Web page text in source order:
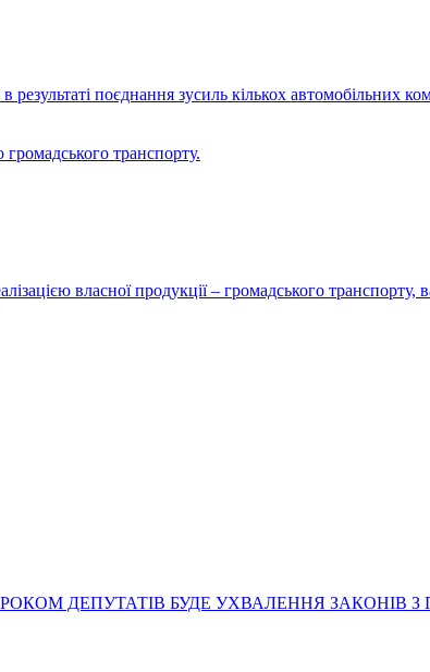
поєднання зусиль кількох автомобільних
транспорту.
власної продукції – громадського
ДЕПУТАТІВ БУДЕ УХВАЛЕННЯ ЗАКОНІВ З